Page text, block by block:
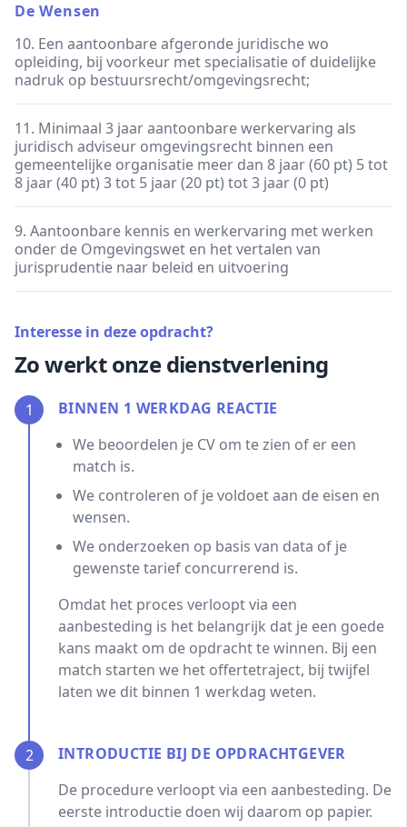
De Wensen
10. Een aantoonbare afgeronde juridische wo
opleiding, bij voorkeur met specialisatie of duidelijke
nadruk op bestuursrecht/omgevingsrecht;
11. Minimaal 3 jaar aantoonbare werkervaring als
juridisch adviseur omgevingsrecht binnen een
gemeentelijke organisatie meer dan 8 jaar (60 pt) 5 tot
8 jaar (40 pt) 3 tot 5 jaar (20 pt) tot 3 jaar (0 pt)
9. Aantoonbare kennis en werkervaring met werken
onder de Omgevingswet en het vertalen van
jurisprudentie naar beleid en uitvoering
Interesse in deze opdracht?
Zo werkt onze dienstverlening
1
BINNEN 1 WERKDAG REACTIE
We beoordelen je CV om te zien of er een
match is.
We controleren of je voldoet aan de eisen en
wensen.
We onderzoeken op basis van data of je
gewenste tarief concurrerend is.
Omdat het proces verloopt via een
aanbesteding is het belangrijk dat je een goede
kans maakt om de opdracht te winnen. Bij een
match starten we het offertetraject, bij twijfel
laten we dit binnen 1 werkdag weten.
2
INTRODUCTIE BIJ DE OPDRACHTGEVER
De procedure verloopt via een aanbesteding. De
eerste introductie doen wij daarom op papier.